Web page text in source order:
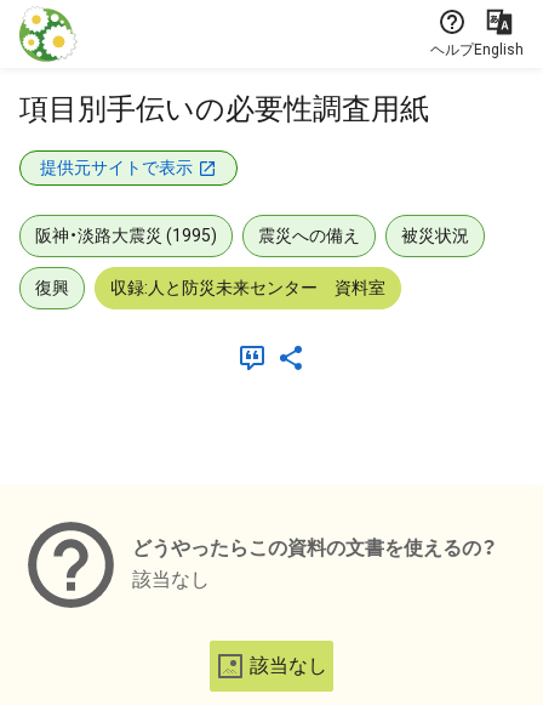
本文に飛ぶ
ヘルプEnglish
項目別手伝いの必要性調査用紙
提供元サイトで表示
阪神・淡路大震災 (1995) 震災への備え 被災状況
復興 収録:人と防災未来センター 資料室
どうやったらこの資料の文書を使えるの？
該当なし
該当なし